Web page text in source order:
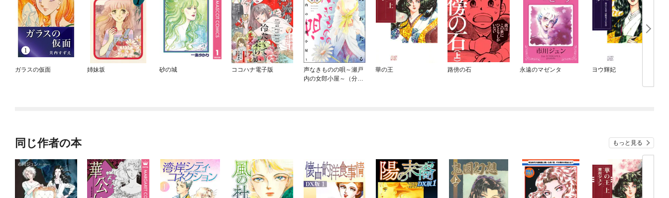
ガラスの仮面 姉妹坂 砂の城 ココハナ電子版
声なきものの唄～瀬戸
内の女郎小屋～（分冊
華の王 路傍の石 永遠のマゼンタ ヨウ輝妃
同じ作者の本 もっと見る